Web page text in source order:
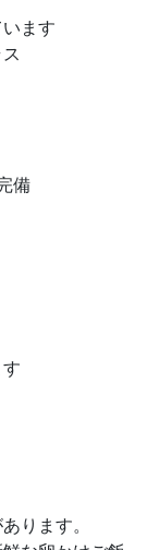
ます
備
ります。